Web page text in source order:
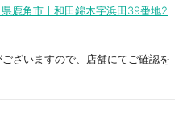
i
t
鹿角市十和田錦木字浜田39番地2
ざいますので、店舗にてご確認を